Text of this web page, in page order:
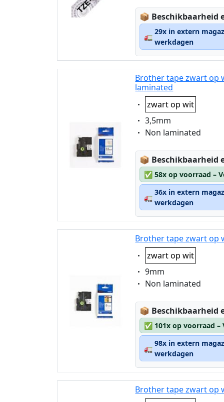
📦 Lagerstatus:
Beschikbaarheid
🚛
29x in extern
werkdagen
Brother tape zwart op
laminated
Eigenschaft:
zwart op wit
Eigenschaft:
3,5mm
Eigenschaft:
Non laminated
📦 Lagerstatus:
Beschikbaarheid
✅ 58x op voorraad –
🚛
36x in extern
werkdagen
Brother tape zwart op
Eigenschaft:
zwart op wit
Eigenschaft:
9mm
Eigenschaft:
Non laminated
📦 Lagerstatus:
Beschikbaarheid
✅ 101x op voorraad
🚛
98x in extern
werkdagen
Brother tape zwart op